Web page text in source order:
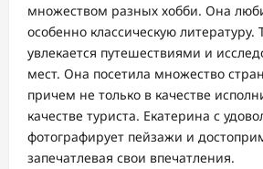
множеством разных хобби. Она
особенно классическую литературу.
увлекается путешествиями и
мест. Она посетила множество
причем не только в качестве
качестве туриста. Екатерина с
фотографирует пейзажи и
запечатлевая свои впечатления.